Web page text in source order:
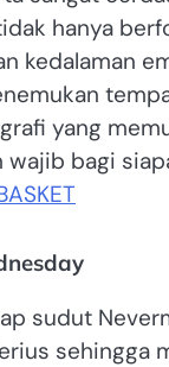
hanya
kedalaman
yang
bagi
sudut
sehingga